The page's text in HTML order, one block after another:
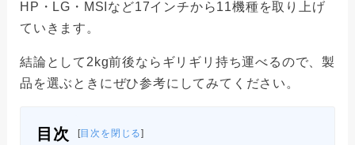
HP・LG・MSIなど17インチから11機種を取り上げ
ていきます。
結論として2kg前後ならギリギリ持ち運べるので、製
品を選ぶときにぜひ参考にしてみてください。
目次 目次を閉じる